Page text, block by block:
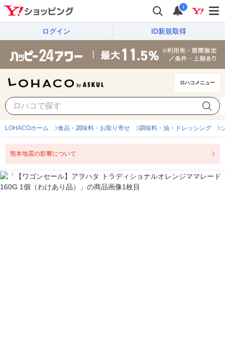
i
ログイン ID新規取得
ロハコメニュー
LOHACOホーム 食品・調味料・お取り寄せ 調味料・油・ドレッシング
熊本地震の影響について